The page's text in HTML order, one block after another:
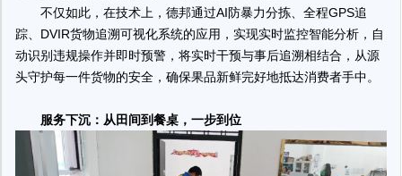
不仅如此，在技术上，德邦通过AI防暴力分拣、全程GPS追
踪、DVIR货物追溯可视化系统的应用，实现实时监控智能分析，自
动识别违规操作并即时预警，将实时干预与事后追溯相结合，从源
头守护每一件货物的安全，确保果品新鲜完好地抵达消费者手中。
服务下沉：从田间到餐桌，一步到位